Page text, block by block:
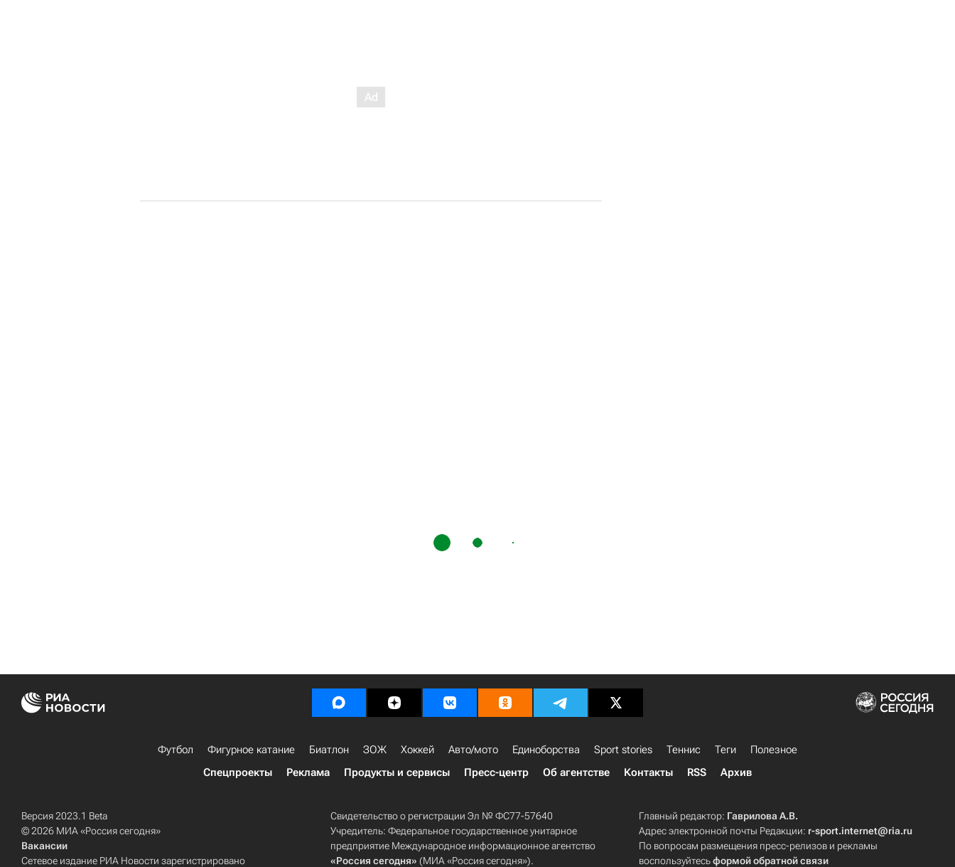
Футбол Фигурное катание Биатлон ЗОЖ Хоккей Авто/мото Единоборства Sport stories Теннис Теги
Полезное
Спецпроекты
Реклама Продукты и сервисы Пресс-центр Об агентстве Контакты RSS Архив
Версия 2023.1 Beta
© 2026 МИА «Россия сегодня»
Вакансии
Сетевое издание РИА Новости зарегистрировано
Свидетельство о регистрации Эл № ФС77-57640
Учредитель: Федеральное государственное унитарное
предприятие Международное информационное агентство
«Россия сегодня» (МИА «Россия сегодня»).
Главный редактор: Гаврилова А.В.
Адрес электронной почты Редакции: r-sport.internet@ria.ru
По вопросам размещения пресс-релизов и рекламы
воспользуйтесьформой обратной связи